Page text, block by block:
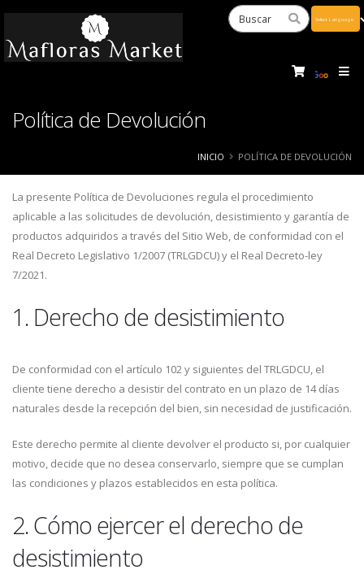
Política de Devolución
INICIO POLÍTICA DE DEVOLUCIÓN
La presente Política de Devoluciones regula el procedimiento
aplicable a las solicitudes de devolución, desistimiento y garantía de
productos adquiridos a través del Sitio Web, de conformidad con el
Real Decreto Legislativo 1/2007 (TRLGDCU) y el Real Decreto-ley
7/2021.
1. Derecho de desistimiento
De conformidad con el artículo 102 y siguientes del TRLGDCU, el
cliente tiene derecho a desistir del contrato en un plazo de 14 días
naturales desde la recepción del bien, sin necesidad de justificación.
Este derecho permite al cliente devolver el producto si, por cualquier
motivo, decide que no desea conservarlo, siempre que se cumplan
las condiciones y plazos establecidos en esta política.
2. Cómo ejercer el derecho de
desistimiento